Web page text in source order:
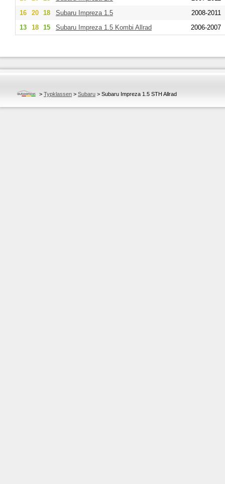
16
20 18 Subaru Impreza 1.5
2008-2011
13
18 15 Subaru Impreza 1.5 Kombi Allrad 2006-2007
> Typklassen > Subaru > Subaru Impreza 1.5 STH Allrad